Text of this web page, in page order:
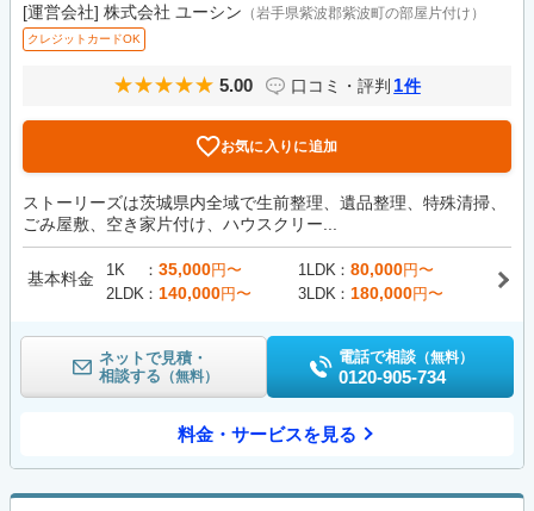
[運営会社] 株式会社 ユーシン （岩手県紫波郡紫波町の部屋片付け）
クレジットカードOK
5.00 口コミ・評判 1件
お気に入りに追加
ストーリーズは茨城県内全域で生前整理、遺品整理、特殊清掃、
ごみ屋敷、空き家片付け、ハウスクリー...
基本料金 1K 35,000円〜 1LDK 80,000円〜
2LDK
140,000円〜 3LDK 180,000円〜
ネットで見積・
相談する （無料）
電話で相談 （無料）
0120-905-734
料金・サービスを見る